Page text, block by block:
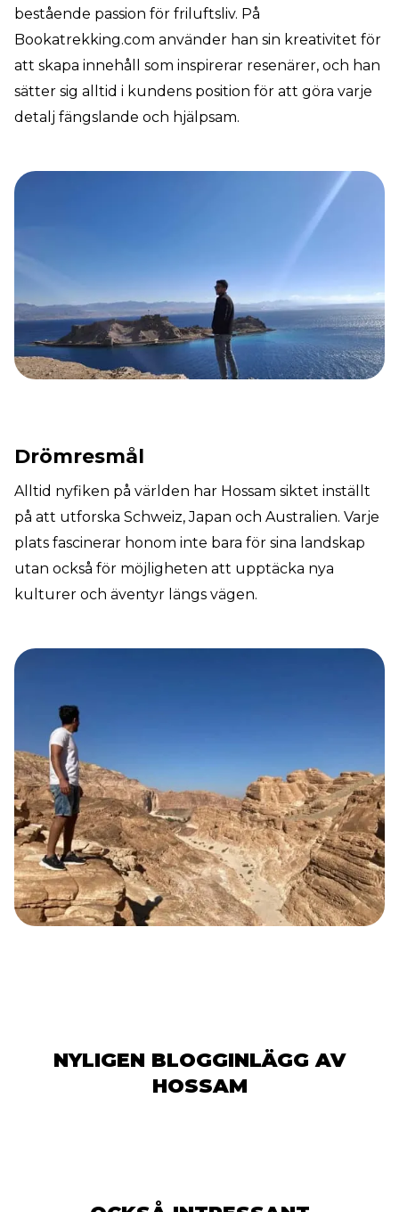
bestående passion för friluftsliv. På
Bookatrekking.com använder han sin kreativitet för
att skapa innehåll som inspirerar resenärer, och han
sätter sig alltid i kundens position för att göra varje
detalj fängslande och hjälpsam.
Drömresmål
Alltid nyfiken på världen har Hossam siktet inställt
på att utforska Schweiz, Japan och Australien. Varje
plats fascinerar honom inte bara för sina landskap
utan också för möjligheten att upptäcka nya
kulturer och äventyr längs vägen.
NYLIGEN BLOGGINLÄGG AV
HOSSAM